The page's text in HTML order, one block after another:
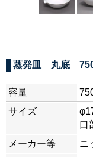
蒸発皿 丸底
容量
サイズ
口
メーカー等
ニ